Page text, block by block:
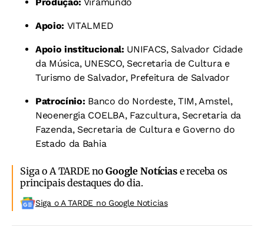
Apoio: VITALMED
Apoio institucional: UNIFACS, Salvador Cidade
da Música, UNESCO, Secretaria de Cultura e
Turismo de Salvador, Prefeitura de Salvador
Patrocínio: Banco do Nordeste, TIM, Amstel,
Neoenergia COELBA, Fazcultura, Secretaria da
Fazenda, Secretaria de Cultura e Governo do
Estado da Bahia
Siga o A TARDE noGoogle Notíciase receba os
principais destaques do dia.
Siga o A TARDE no Google Noticias